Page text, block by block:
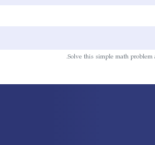
Solve this simple math problem